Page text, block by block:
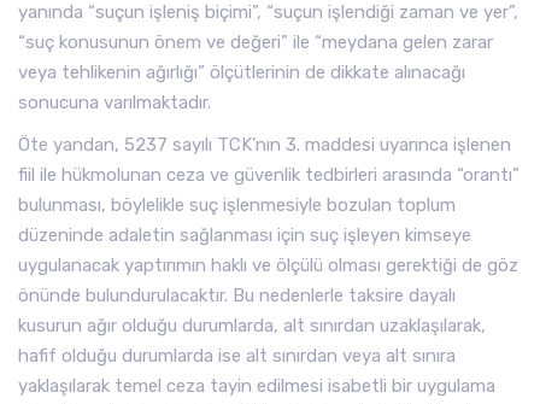
yanında “suçun işleniş biçimi”, “suçun işlendiği zaman ve yer”,
“suç konusunun önem ve değeri” ile “meydana gelen zarar
veya tehlikenin ağırlığı” ölçütlerinin de dikkate alınacağı
sonucuna varılmaktadır.
Öte yandan, 5237 sayılı TCK’nın 3. maddesi uyarınca işlenen
fiil ile hükmolunan ceza ve güvenlik tedbirleri arasında “orantı”
bulunması, böylelikle suç işlenmesiyle bozulan toplum
düzeninde adaletin sağlanması için suç işleyen kimseye
uygulanacak yaptırımın haklı ve ölçülü olması gerektiği de göz
önünde bulundurulacaktır. Bu nedenlerle taksire dayalı
kusurun ağır olduğu durumlarda, alt sınırdan uzaklaşılarak,
hafif olduğu durumlarda ise alt sınırdan veya alt sınıra
yaklaşılarak temel ceza tayin edilmesi isabetli bir uygulama